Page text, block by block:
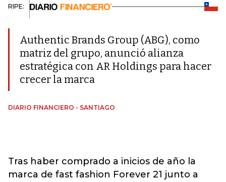
RIPE:
Authentic Brands Group (ABG), como
matriz del grupo, anunció alianza
estratégica con AR Holdings para hacer
crecer la marca
DIARIO FINANCIERO - SANTIAGO
Tras haber comprado a inicios de año la
marca de fast fashion Forever 21 junto a